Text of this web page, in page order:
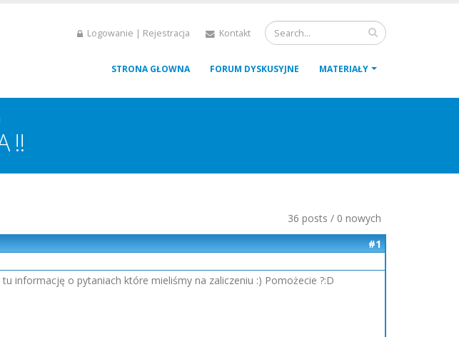
Logowanie | Rejestracja Kontakt
STRONA GŁOWNA FORUM DYSKUSYJNE MATERIAŁY
!!
36 posts / 0 nowych
#1
informację o pytaniach które mieliśmy na zaliczeniu :) Pomożecie ?:D